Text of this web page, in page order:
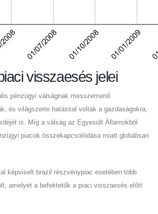
visszaesés jelei
pénzügyi válságnak messzemenő
és világszerte hatással voltak a gazdaságokra,
is. Míg a válság az Egyesült Államokból
piacok összekapcsolódása miatt globálisan
képviselt brazil részvénypiac esetében több
amelyet a befektetők a piaci visszaesés előtt